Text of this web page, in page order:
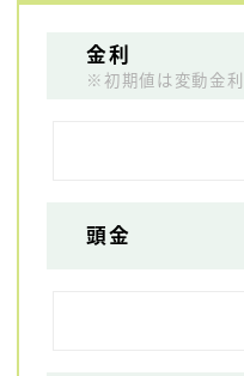
金利
※初期値は変動金
頭金